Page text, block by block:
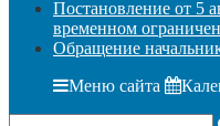
Постановление от 5
временном
Обращение
Меню сайта